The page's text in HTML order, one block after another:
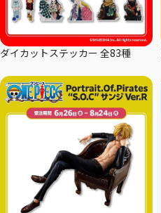
ダイカットステッカー 全83種